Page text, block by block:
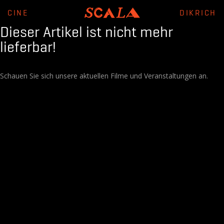
CINE DIKRICH
Dieser Artikel ist nicht mehr
lieferbar!
Schauen Sie sich unsere aktuellen Filme und Veranstaltungen an.